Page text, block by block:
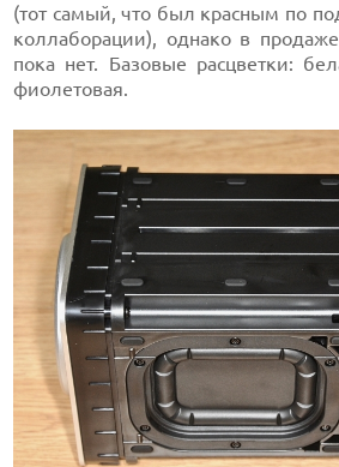
(тот самый, что был красным по
коллаборации), однако в
пока нет. Базовые расцветки:
фиолетовая.